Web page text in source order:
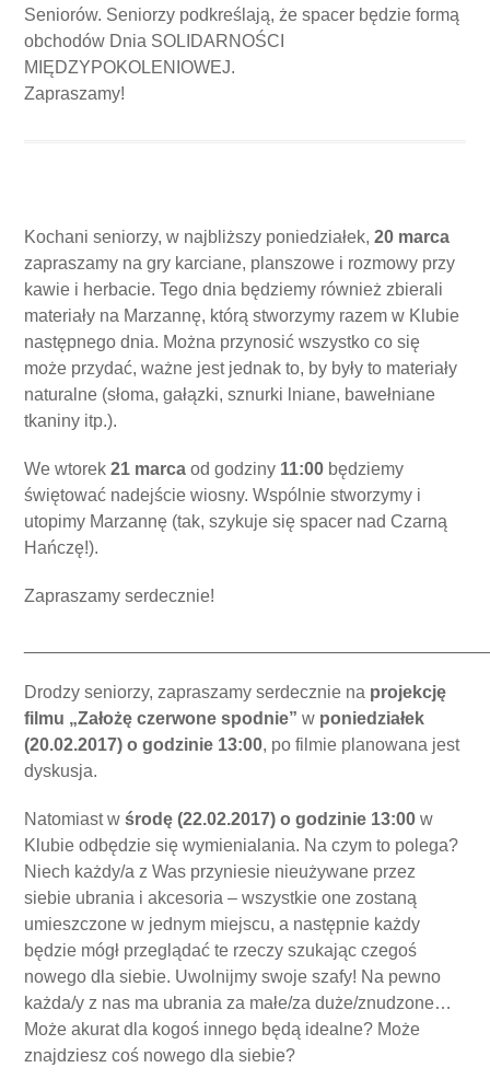
Seniorów. Seniorzy podkreślają, że spacer będzie formą
obchodów Dnia SOLIDARNOŚCI
MIĘDZYPOKOLENIOWEJ.
Zapraszamy!
Kochani seniorzy, w najbliższy poniedziałek,20 marca
zapraszamy na gry karciane, planszowe i rozmowy przy
kawie i herbacie. Tego dnia będziemy również zbierali
materiały na Marzannę, którą stworzymy razem w Klubie
następnego dnia. Można przynosić wszystko co się
może przydać, ważne jest jednak to, by były to materiały
naturalne (słoma, gałązki, sznurki lniane, bawełniane
tkaniny itp.).
We wtorek21 marca od godziny 11:00 będziemy
świętować nadejście wiosny. Wspólnie stworzymy i
utopimy Marzannę (tak, szykuje się spacer nad Czarną
Hańczę!).
Zapraszamy serdecznie!
Drodzy seniorzy, zapraszamy serdecznie na projekcję
filmu „Założę czerwone spodnie” w poniedziałek
(20.02.2017) o godzinie 13:00, po filmie planowana jest
dyskusja.
Natomiast w środę (22.02.2017) o godzinie 13:00 w
Klubie odbędzie się wymienialania. Na czym to polega?
Niech każdy/a z Was przyniesie nieużywane przez
siebie ubrania i akcesoria – wszystkie one zostaną
umieszczone w jednym miejscu, a następnie każdy
będzie mógł przeglądać te rzeczy szukając czegoś
nowego dla siebie. Uwolnijmy swoje szafy! Na pewno
każda/y z nas ma ubrania za małe/za duże/znudzone…
Może akurat dla kogoś innego będą idealne? Może
znajdziesz coś nowego dla siebie?